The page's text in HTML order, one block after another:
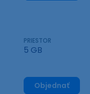
PRIESTOR
5 GB
Objednať